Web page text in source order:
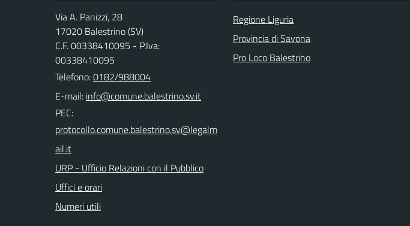
Via A. Panizzi, 28
17020 Balestrino (SV)
C.F. 00338410095 - P.Iva:
00338410095
Telefono:0182/988004
E-mail:
PEC:
URP - Ufficio Relazioni con il Pubblico
Uffici e orari
Numeri utili
Regione Liguria
Provincia di Savona
Pro Loco Balestrino